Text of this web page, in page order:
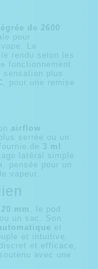
de 2600
pour
La
le rendu selon les
fonctionnement
sensation plus
, pour une remise
airflow
serrée ou un
de 3 ml
latéral simple
, pensée pour un
vapeur.
mm
, le pod
un sac. Son
et
et intuitive.
et efficace,
avec une